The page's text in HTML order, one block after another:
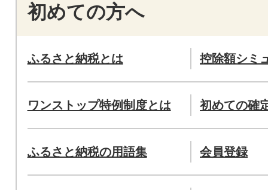
初めての方へ
ふるさと納税とは 控除額シミ
ワンストップ特例制度とは 初めての確
ふるさと納税の用語集 会員登録